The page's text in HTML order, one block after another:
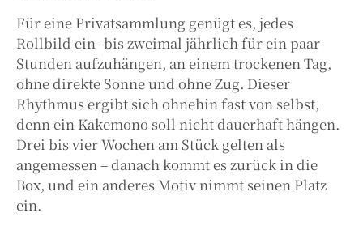
Für eine Privatsammlung genügt es, jedes
Rollbild ein- bis zweimal jährlich für ein paar
Stunden aufzuhängen, an einem trockenen Tag,
ohne direkte Sonne und ohne Zug. Dieser
Rhythmus ergibt sich ohnehin fast von selbst,
denn ein Kakemono soll nicht dauerhaft hängen.
Drei bis vier Wochen am Stück gelten als
angemessen – danach kommt es zurück in die
Box, und ein anderes Motiv nimmt seinen Platz
ein.